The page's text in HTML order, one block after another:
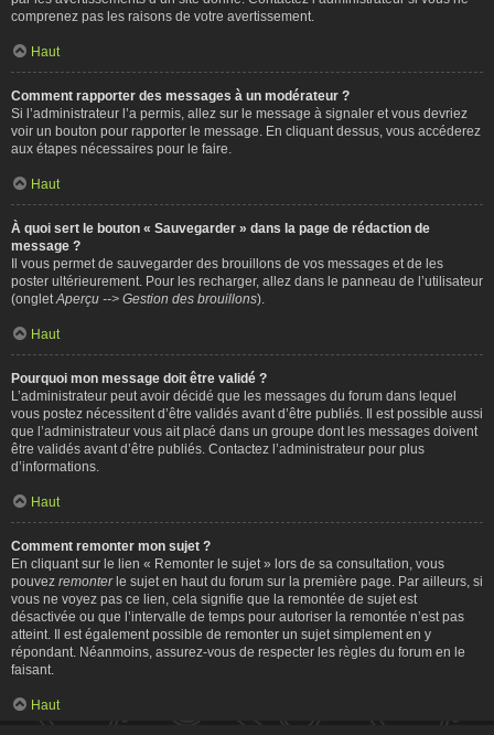
comprenez pas les raisons de votre avertissement.
Haut
Comment rapporter des messages à un modérateur ?
Si l’administrateur l’a permis, allez sur le message à signaler et vous devriez
voir un bouton pour rapporter le message. En cliquant dessus, vous accéderez
aux étapes nécessaires pour le faire.
Haut
À quoi sert le bouton « Sauvegarder » dans la page de rédaction de
message ?
Il vous permet de sauvegarder des brouillons de vos messages et de les
poster ultérieurement. Pour les recharger, allez dans le panneau de l’utilisateur
(onglet Aperçu --> Gestion des brouillons).
Haut
Pourquoi mon message doit être validé ?
L’administrateur peut avoir décidé que les messages du forum dans lequel
vous postez nécessitent d’être validés avant d’être publiés. Il est possible aussi
que l’administrateur vous ait placé dans un groupe dont les messages doivent
être validés avant d’être publiés. Contactez l’administrateur pour plus
d’informations.
Haut
Comment remonter mon sujet ?
En cliquant sur le lien « Remonter le sujet » lors de sa consultation, vous
pouvez remonterle sujet en haut du forum sur la première page. Par ailleurs, si
vous ne voyez pas ce lien, cela signifie que la remontée de sujet est
désactivée ou que l’intervalle de temps pour autoriser la remontée n’est pas
atteint. Il est également possible de remonter un sujet simplement en y
répondant. Néanmoins, assurez-vous de respecter les règles du forum en le
faisant.
Haut